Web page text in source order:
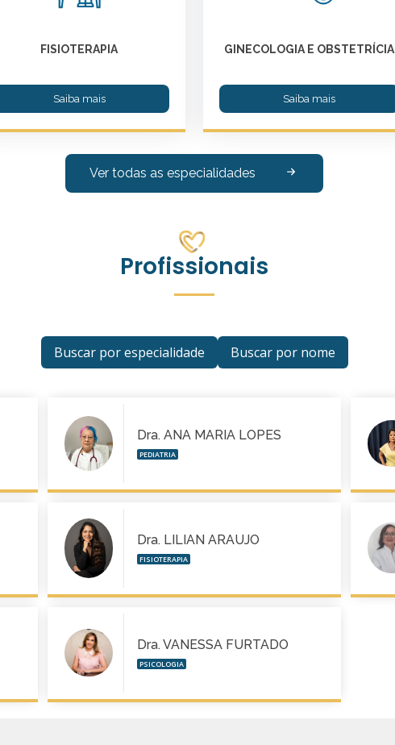
FISIOTERAPIA
Saiba mais
GINECOLOGIA E OBSTETRÍCIA
Saiba mais
Ver todas as especialidades
Profissionais
Buscar por especialidade Buscar por nome
Dra. ANA MARIA LOPES
PEDIATRIA
Dra. LILIAN ARAUJO
FISIOTERAPIA
Dra. VANESSA FURTADO
PSICOLOGIA